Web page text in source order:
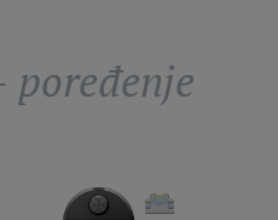
poređenje